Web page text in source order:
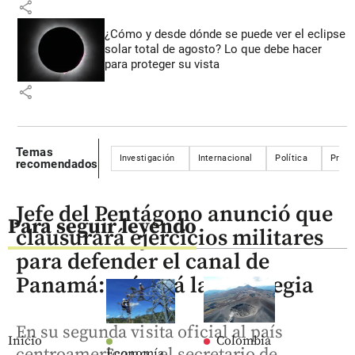
share
¿Cómo y desde dónde se puede ver el eclipse
solar total de agosto? Lo que debe hacer
para proteger su vista
share
Temas
recomendados
Investigación Internacional Política
Para seguir leyendo
Inicio Colombia
Jefe del Pentágono anunció que
clausurará ejercicios militares
para defender el canal de
Panamá: así será la estrategia
En su segunda visita oficial al país